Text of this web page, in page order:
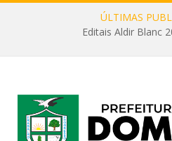
ÚLTIMAS
Editais Aldir Blanc